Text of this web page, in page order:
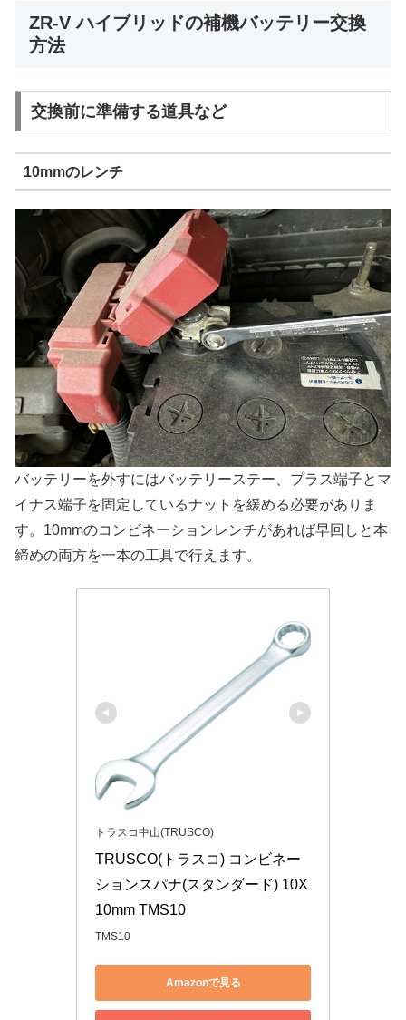
ZR-V ハイブリッドの補機バッテリー交換
方法
交換前に準備する道具など
10mmのレンチ
バッテリーを外すにはバッテリーステー、プラス端子とマ
イナス端子を固定しているナットを緩める必要がありま
す。10mmのコンビネーションレンチがあれば早回しと本
締めの両方を一本の工具で行えます。
トラスコ中山(TRUSCO)
TRUSCO(トラスコ) コンビネー
ションスパナ(スタンダード) 10X
10mm TMS10
TMS10
Amazonで見る